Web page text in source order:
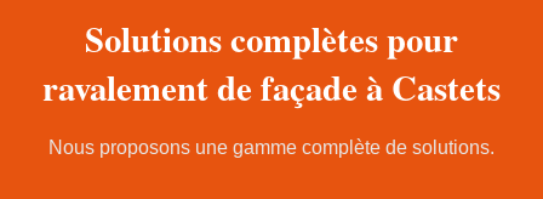
Solutions complètes pour
ravalement de façade à Castets
Nous proposons une gamme complète de solutions.